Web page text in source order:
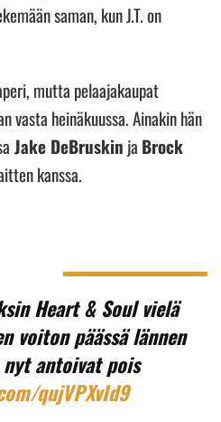
saman, kun J.T. on
mutta pelaajakaupat
vasta heinäkuussa. Ainakin hän
Jake DeBruskin ja Brock
kanssa.
Heart & Soul vielä
voiton päässä lännen
antoivat pois
qujVPXvId9